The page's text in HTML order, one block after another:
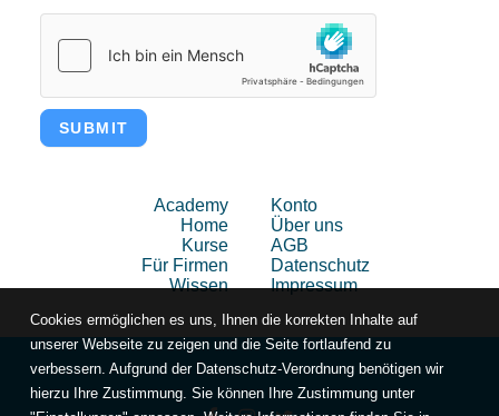
SUBMIT
Academy
Home
Kurse
Für Firmen
Wissen
Konto
Über uns
AGB
Datenschutz
Impressum
Cookies ermöglichen es uns, Ihnen die korrekten Inhalte auf
unserer Webseite zu zeigen und die Seite fortlaufend zu
verbessern. Aufgrund der Datenschutz-Verordnung benötigen wir
hierzu Ihre Zustimmung. Sie können Ihre Zustimmung unter